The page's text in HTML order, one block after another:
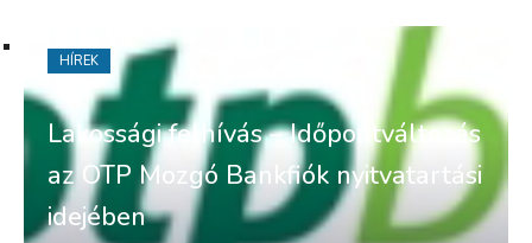
Lakossági felhívás – Időpontváltozás
az OTP Mozgó Bankfiók nyitvatartási
idejében
HÍREK